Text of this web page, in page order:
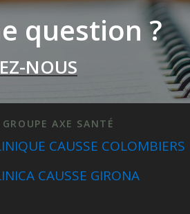
question ?
NOUS
GROUPE AXE SANTÉ
CAUSSE COLOMBIERS
CAUSSE GIRONA